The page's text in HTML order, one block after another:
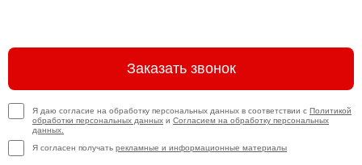
Заказать звонок
Я даю согласие на обработку персональных данных в соответствии с Политикой
обработки персональных данных и Согласием на обработку персональных
данных.
Я согласен получать рекламные и информационные материалы